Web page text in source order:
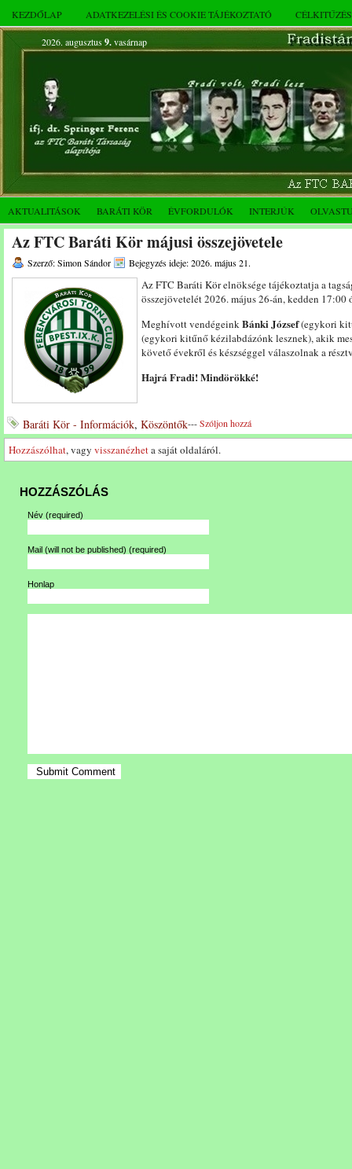
KEZDŐLAP ADATKEZELÉSI ÉS COOKIE TÁJÉKOZTATÓ
2026. augusztus 9.vasárnap
AKTUALITÁSOK BARÁTI KÖR ÉVFORDULÓK INTERJÚK
Az FTC Baráti Kör májusi összejövetele
Szerző: Simon Sándor Bejegyzés ideje: 2026. május 21.
Az FTC Baráti Kör elnöksége tájékoztatja a
összejövetelét 2026. május 26-án, kedden
Meghívott vendégeinkBánki József(egykori
(egykori kitűnő kézilabdázónk lesznek), akik
követő évekről és készséggel válaszolnak a
Hajrá Fradi! Mindörökké!
Baráti Kör - Információk, Köszöntők---Szóljon hozzá
Hozzászólhat, vagy visszanézheta saját oldaláról.
HOZZÁSZÓLÁS
Név (required)
Mail (will not be published) (required)
Honlap